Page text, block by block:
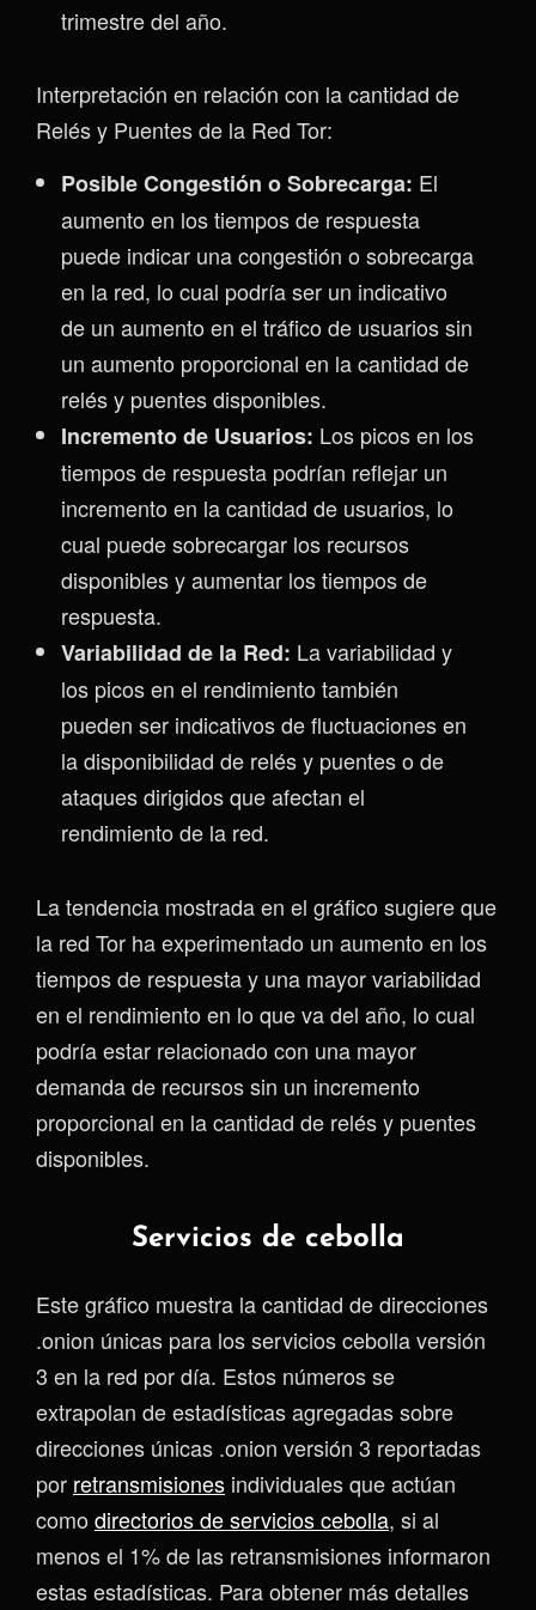
trimestre del año.
Interpretación en relación con la cantidad de
Relés y Puentes de la Red Tor:
Posible Congestión o Sobrecarga: El
aumento en los tiempos de respuesta
puede indicar una congestión o sobrecarga
en la red, lo cual podría ser un indicativo
de un aumento en el tráfico de usuarios sin
un aumento proporcional en la cantidad de
relés y puentes disponibles.
Incremento de Usuarios: Los picos en los
tiempos de respuesta podrían reflejar un
incremento en la cantidad de usuarios, lo
cual puede sobrecargar los recursos
disponibles y aumentar los tiempos de
respuesta.
Variabilidad de la Red: La variabilidad y
los picos en el rendimiento también
pueden ser indicativos de fluctuaciones en
la disponibilidad de relés y puentes o de
ataques dirigidos que afectan el
rendimiento de la red.
La tendencia mostrada en el gráfico sugiere que
la red Tor ha experimentado un aumento en los
tiempos de respuesta y una mayor variabilidad
en el rendimiento en lo que va del año, lo cual
podría estar relacionado con una mayor
demanda de recursos sin un incremento
proporcional en la cantidad de relés y puentes
disponibles.
Servicios de cebolla
Este gráfico muestra la cantidad de direcciones
.onion únicas para los servicios cebolla versión
3 en la red por día. Estos números se
extrapolan de estadísticas agregadas sobre
direcciones únicas .onion versión 3 reportadas
por retransmisiones individuales que actúan
como directorios de servicios cebolla, si al
menos el 1% de las retransmisiones informaron
estas estadísticas. Para obtener más detalles